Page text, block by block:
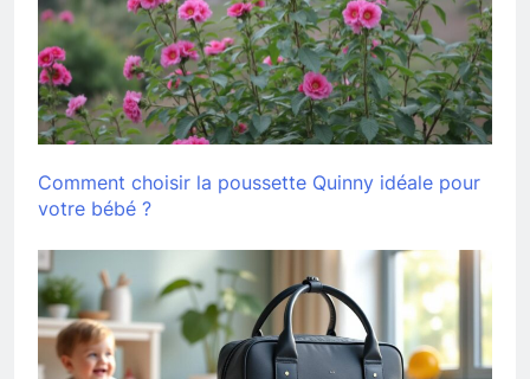
Comment choisir la poussette Quinny idéale pour
votre bébé ?